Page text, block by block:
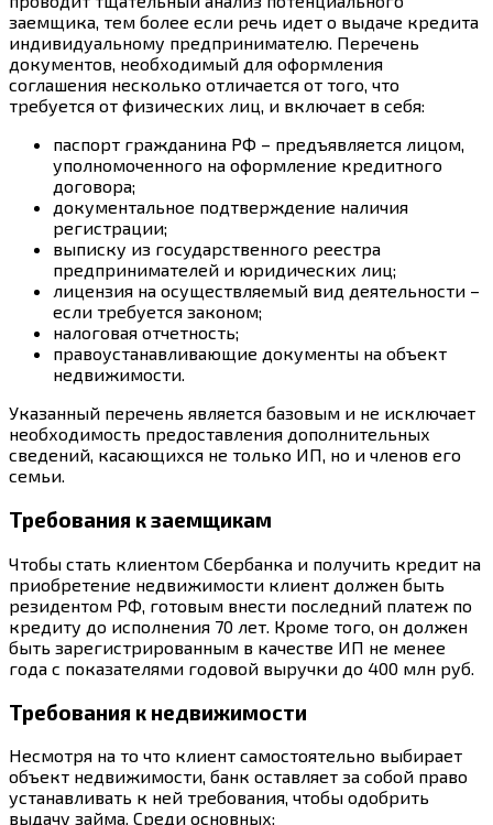
заемщика, тем более если речь идет о выдаче кредита
индивидуальному предпринимателю. Перечень
документов, необходимый для оформления
соглашения несколько отличается от того, что
требуется от физических лиц, и включает в себя:
паспорт гражданина РФ – предъявляется лицом,
уполномоченного на оформление кредитного
договора;
документальное подтверждение наличия
регистрации;
выписку из государственного реестра
предпринимателей и юридических лиц;
лицензия на осуществляемый вид деятельности –
если требуется законом;
налоговая отчетность;
правоустанавливающие документы на объект
недвижимости.
Указанный перечень является базовым и не исключает
необходимость предоставления дополнительных
сведений, касающихся не только ИП, но и членов его
семьи.
Требования к заемщикам
Чтобы стать клиентом Сбербанка и получить кредит на
приобретение недвижимости клиент должен быть
резидентом РФ, готовым внести последний платеж по
кредиту до исполнения 70 лет. Кроме того, он должен
быть зарегистрированным в качестве ИП не менее
года с показателями годовой выручки до 400 млн руб.
Требования к недвижимости
Несмотря на то что клиент самостоятельно выбирает
объект недвижимости, банк оставляет за собой право
устанавливать к ней требования, чтобы одобрить
выдачу займа. Среди основных: